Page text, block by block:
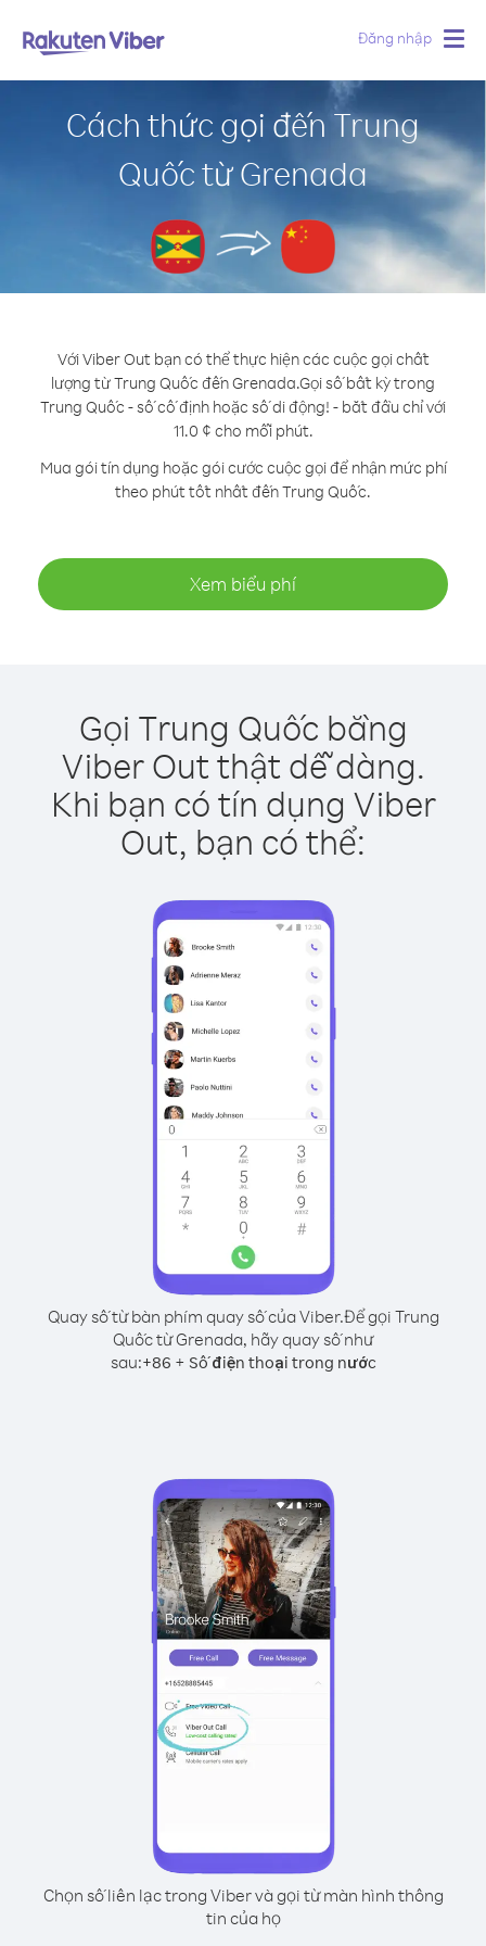
Đăng nhập
Cách thức gọi đến Trung
Quốc từ Grenada
Với Viber Out bạn có thể thực hiện các cuộc gọi chất
lượng từ Trung Quốc đến Grenada.Gọi số bất kỳ trong
Trung Quốc - số cố định hoặc số di động! - bắt đầu chỉ với
11.0 ¢ cho mỗi phút.
Mua gói tín dụng hoặc gói cước cuộc gọi để nhận mức phí
theo phút tốt nhất đến Trung Quốc.
Xem biểu phí
Gọi Trung Quốc bằng
Viber Out thật dễ dàng.
Khi bạn có tín dụng Viber
Out, bạn có thể:
Quay số từ bàn phím quay số của Viber.Để gọi Trung
Quốc từ Grenada, hãy quay số như
sau:+86 + Số điện thoại trong nước
Chọn số liên lạc trong Viber và gọi từ màn hình thông
tin của họ